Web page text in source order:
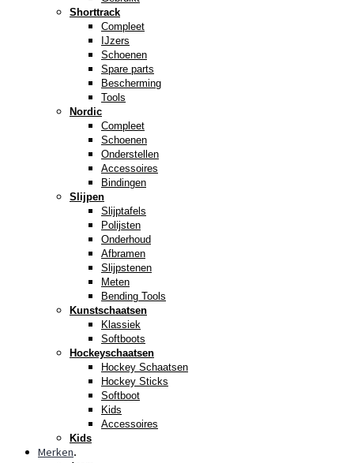
Shorttrack
Compleet
IJzers
Schoenen
Spare parts
Bescherming
Tools
Nordic
Compleet
Schoenen
Onderstellen
Accessoires
Bindingen
Slijpen
Slijptafels
Polijsten
Onderhoud
Afbramen
Slijpstenen
Meten
Bending Tools
Kunstschaatsen
Klassiek
Softboots
Hockeyschaatsen
Hockey Schaatsen
Hockey Sticks
Softboot
Kids
Accessoires
Kids
Merken.